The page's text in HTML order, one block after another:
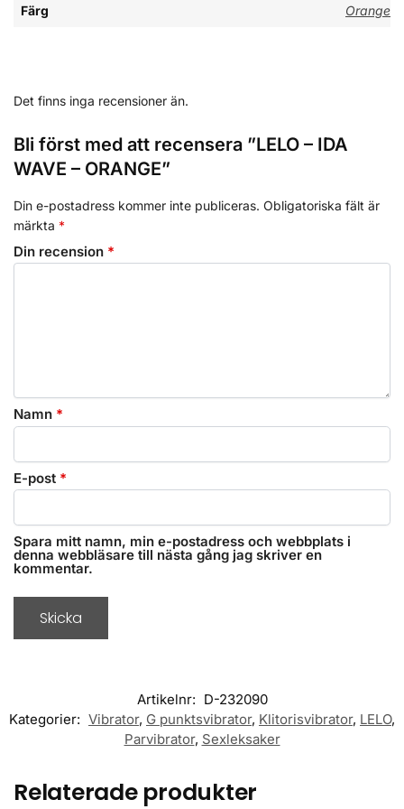
Färg Orange
Det finns inga recensioner än.
Bli först med att recensera ”LELO – IDA
WAVE – ORANGE”
Din e-postadress kommer inte publiceras. Obligatoriska fält är
märkta *
Din recension *
Namn *
E-post *
Spara mitt namn, min e-postadress och webbplats i
denna webbläsare till nästa gång jag skriver en
kommentar.
Recensioner
LELO - IDA WAVE - ORANGE
Rating: 4/5
Positiv
Artikelnr: D-232090
Kategorier: Vibrator, G punktsvibrator, Klitorisvibrator, LELO,
Parvibrator, Sexleksaker
Relaterade produkter